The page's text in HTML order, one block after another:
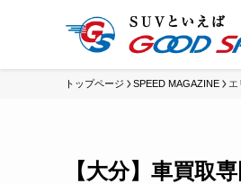
トップページ SPEED MAGAZINE エ
【大分】車買取